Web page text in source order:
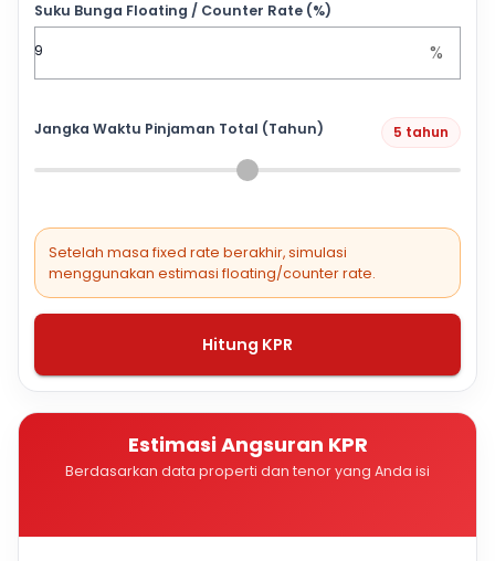
Suku Bunga Floating / Counter Rate (%)
%
Jangka Waktu Pinjaman Total (Tahun) 5 tahun
Setelah masa fixed rate berakhir, simulasi
menggunakan estimasi floating/counter rate.
Hitung KPR
Estimasi Angsuran KPR
Berdasarkan data properti dan tenor yang Anda isi